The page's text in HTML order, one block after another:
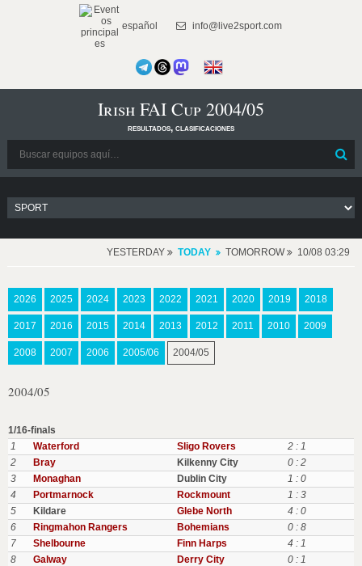
español info@live2sport.com
Irish FAI Cup 2004/05
resultados, clasificaciones
YESTERDAY TODAY TOMORROW 10/08 03:29
2026 2025 2024 2023 2022 2021 2020 2019 2018
2017 2016 2015 2014 2013 2012 2011 2010 2009
2008 2007 2006 2005/06 2004/05
2004/05
1/16-finals
1
Waterford Sligo Rovers
2 : 1
2
Bray Kilkenny City
0 : 2
3
Monaghan Dublin City
1 : 0
4
Portmarnock Rockmount
1 : 3
5
Kildare Glebe North
4 : 0
6
Ringmahon Rangers Bohemians
0 : 8
7
Shelbourne Finn Harps
4 : 1
8
Galway Derry City
0 : 1